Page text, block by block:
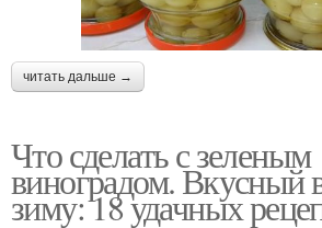
читать дальше →
Что сделать с зеленым
виноградом. Вкусный
зиму: 18 удачных